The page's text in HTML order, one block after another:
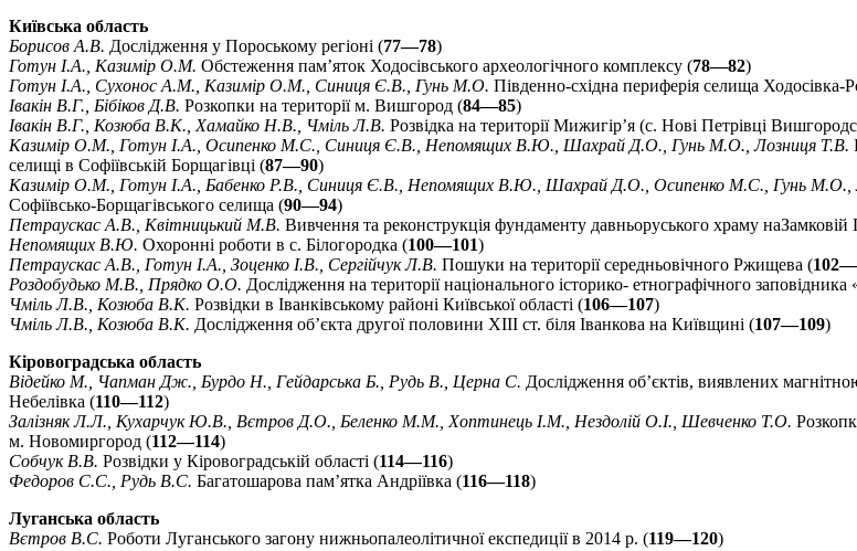
Київська область
Борисов А.В. Дослідження у Пороському регіоні (77—78)
Готун І.А., Казимір О.М. Обстеження пам’яток Ходосівського археологічного комплексу (78—82)
Готун І.А., Сухонос А.М., Казимір О.М., Синиця Є.В., Гунь М.О. Південно-східна периферія селища Ходосівка-
Івакін В.Г., Бібіков Д.В. Розкопки на території м. Вишгород (84—85)
Івакін В.Г., Козюба В.К., Хамайко Н.В., Чміль Л.В. Розвідка на території Мижигір’я (с. Нові Петрівці
Казимір О.М., Готун І.А., Осипенко М.С., Синиця Є.В., Непомящих В.Ю., Шахрай Д.О., Гунь М.О., Лозниця Т.В.
селищі в Софіївській Борщагівці (87—90)
Казимір О.М., Готун І.А., Бабенко Р.В., Синиця Є.В., Непомящих В.Ю., Шахрай Д.О., Осипенко М.С., Гунь М.О.,
Софіївсько-Борщагівського селища (90—94)
Петраускас А.В., Квітницький М.В. Вивчення та реконструкція фундаменту давньоруського храму наЗамковій
Непомящих В.Ю. Охоронні роботи в с. Білогородка (100—101)
Петраускас А.В., Готун І.А., Зоценко І.В., Сергійчук Л.В. Пошуки на території середньовічного Ржищева (
Роздобудько М.В., Прядко О.О. Дослідження на території національного історико- етнографічного заповідника
Чміль Л.В., Козюба В.К. Розвідки в Іванківському районі Київської області (106—107)
Чміль Л.В., Козюба В.К. Дослідження об’єкта другої половини XIII ст. біля Іванкова на Київщині (107—109)
Кіровоградська область
Відейко М., Чапман Дж., Бурдо Н., Гейдарська Б., Рудь В., Церна С. Дослідження об’єктів, виявлених
Небелівка (110—112)
Залізняк Л.Л., Кухарчук Ю.В., Вєтров Д.О., Беленко М.М., Хоптинець І.М., Нездолій О.І., Шевченко Т.О.
м. Новомиргород (112—114)
Собчук В.В. Розвідки у Кіровоградській області (114—116)
Федоров С.С., Рудь В.С. Багатошарова пам’ятка Андріївка (116—118)
Луганська область
Вєтров В.С. Роботи Луганського загону нижньопалеолітичної експедиції в 2014 р. (119—120)